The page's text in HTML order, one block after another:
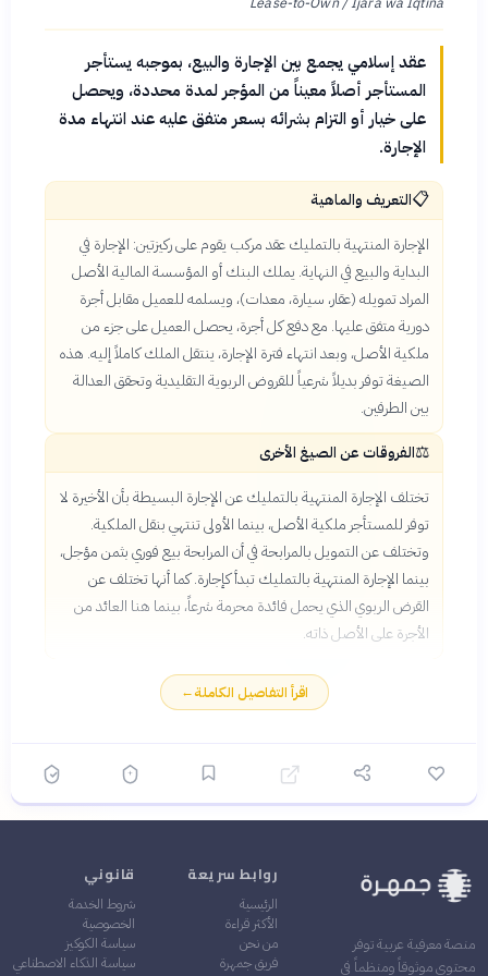
عقد إسلامي يجمع بين الإجارة والبيع، بموجبه يستأجر
المستأجر أصلاً معيناً من المؤجر لمدة محددة، ويحصل
على خيار أو التزام بشرائه بسعر متفق عليه عند انتهاء مدة
الإجارة.
📋التعريف والماهية
الإجارة المنتهية بالتمليك عقد مركب يقوم على ركيزتين: الإجارة في
البداية والبيع في النهاية. يملك البنك أو المؤسسة المالية الأصل
المراد تمويله (عقار، سيارة، معدات)، ويسلمه للعميل مقابل أجرة
دورية متفق عليها. مع دفع كل أجرة، يحصل العميل على جزء من
ملكية الأصل، وبعد انتهاء فترة الإجارة، ينتقل الملك كاملاً إليه. هذه
الصيغة توفر بديلاً شرعياً للقروض الربوية التقليدية وتحقق العدالة
بين الطرفين.
⚖️الفروقات عن الصيغ الأخرى
تختلف الإجارة المنتهية بالتمليك عن الإجارة البسيطة بأن الأخيرة لا
توفر للمستأجر ملكية الأصل، بينما الأولى تنتهي بنقل الملكية.
وتختلف عن التمويل بالمرابحة في أن المرابحة بيع فوري بثمن مؤجل،
بينما الإجارة المنتهية بالتمليك تبدأ كإجارة. كما أنها تختلف عن
القرض الربوي الذي يحمل فائدة محرمة شرعاً، بينما هنا العائد من
الأجرة على الأصل ذاته.
اقرأ التفاصيل الكاملة←
منصة معرفية عربية توفر
محتوى موثوقاً ومنظماً في
روابط سريعة
الرئيسية
الأكثر قراءة
من نحن
فريق جمهرة
قانوني
شروط الخدمة
الخصوصية
سياسة الكوكيز
سياسة الذكاء الاصطناعي